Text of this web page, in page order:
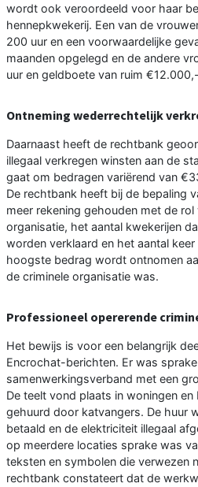
wordt ook veroordeeld voor haar
hennepkwekerij. Een van de
200 uur en een voorwaardelijke
maanden opgelegd en de andere
uur en geldboete van ruim
Ontneming wederrechtelijk
Daarnaast heeft de rechtbank
illegaal verkregen winsten aan de
gaat om bedragen variërend van
De rechtbank heeft bij de bepaling
meer rekening gehouden met de
organisatie, het aantal kwekerijen
worden verklaard en het aantal
hoogste bedrag wordt ontnomen
de criminele organisatie was.
Professioneel opererende
Het bewijs is voor een belangrijk
Encrochat-berichten. Er was
samenwerkingsverband met een
De teelt vond plaats in woningen
gehuurd door katvangers. De huur
betaald en de elektriciteit illegaal
op meerdere locaties sprake was
teksten en symbolen die verwezen
rechtbank constateert dat de